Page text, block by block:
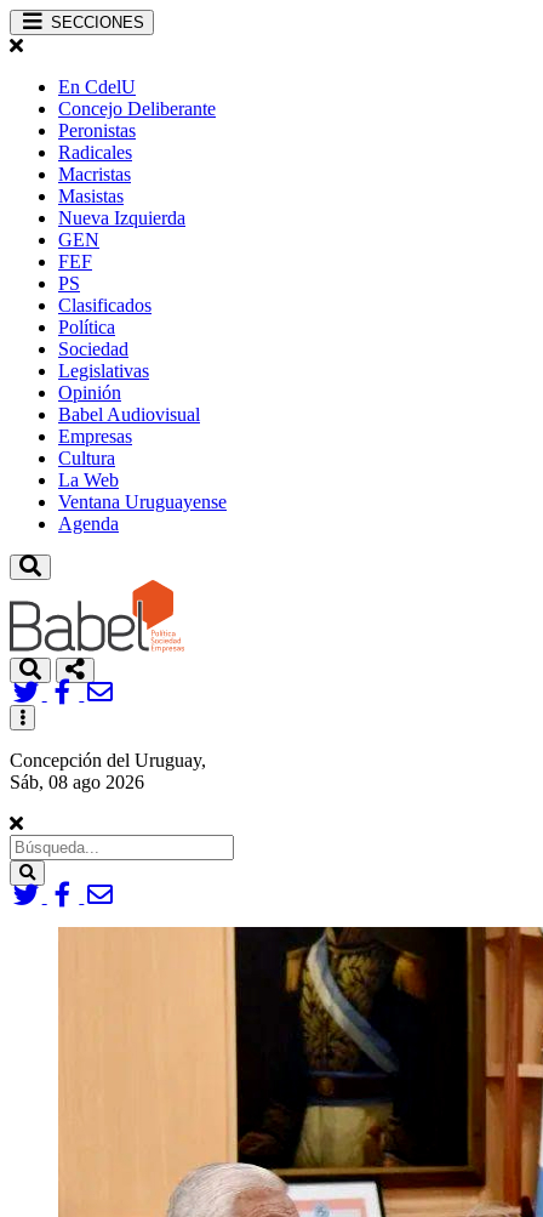
SECCIONES
En CdelU
Concejo Deliberante
Peronistas
Radicales
Macristas
Masistas
Nueva Izquierda
GEN
FEF
PS
Clasificados
Política
Sociedad
Legislativas
Opinión
Babel Audiovisual
Empresas
Cultura
La Web
Ventana Uruguayense
Agenda
Toggle
navigation
Concepción del Uruguay,
Sáb, 08 ago 2026
Search